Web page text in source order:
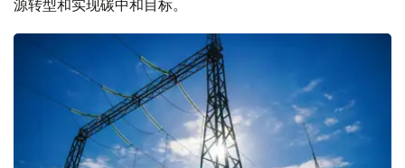
源转型和实现碳中和目标。